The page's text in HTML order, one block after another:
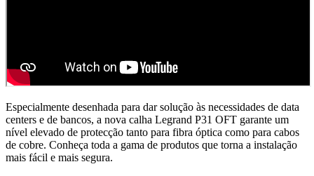
Especialmente desenhada para dar solução às necessidades de data
centers e de bancos, a nova calha Legrand P31 OFT garante um
nível elevado de protecção tanto para fibra óptica como para cabos
de cobre. Conheça toda a gama de produtos que torna a instalação
mais fácil e mais segura.